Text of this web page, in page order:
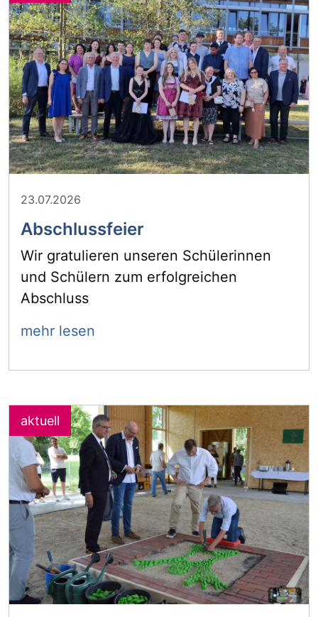
23.07.2026
Abschlussfeier
Wir gratulieren unseren Schülerinnen
und Schülern zum erfolgreichen
Abschluss
mehr lesen